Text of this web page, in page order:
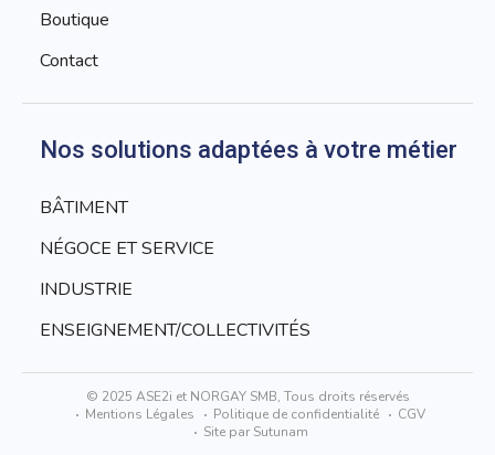
Boutique
Contact
Nos solutions adaptées à votre métier
BÂTIMENT
NÉGOCE ET SERVICE
INDUSTRIE
ENSEIGNEMENT/COLLECTIVITÉS
© 2025 ASE2i et NORGAY SMB, Tous droits réservés
Mentions Légales
Politique de confidentialité
CGV
Site par Sutunam